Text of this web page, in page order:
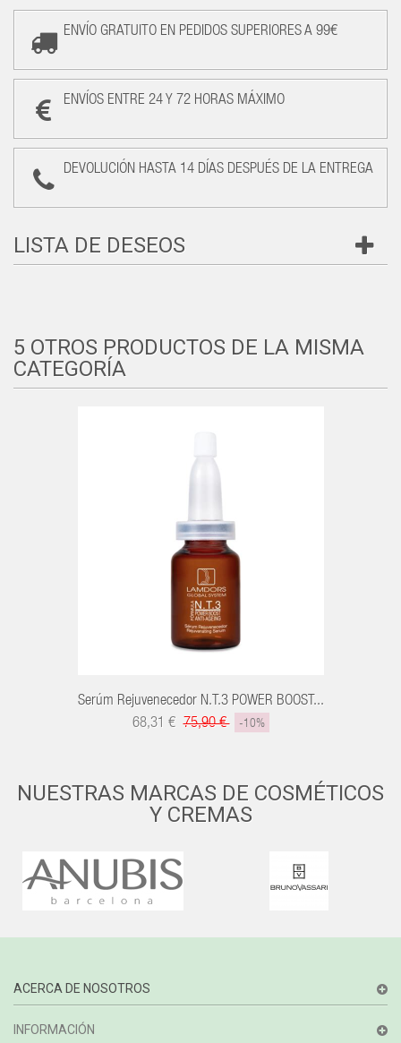
ENVÍO GRATUITO EN PEDIDOS SUPERIORES A 99€
ENVÍOS ENTRE 24 Y 72 HORAS MÁXIMO
DEVOLUCIÓN HASTA 14 DÍAS DESPUÉS DE LA ENTREGA
LISTA DE DESEOS
5 OTROS PRODUCTOS DE LA MISMA
CATEGORÍA
Serúm Rejuvenecedor N.T.3 POWER BOOST...
68,31 € 75,90 € -10%
NUESTRAS MARCAS DE COSMÉTICOS
Y CREMAS
ACERCA DE NOSOTROS
INFORMACIÓN